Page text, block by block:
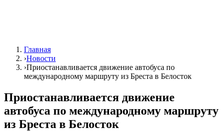
Главная
›Новости
›Приостанавливается движение автобуса по
международному маршруту из Бреста в Белосток
Приостанавливается движение
автобуса по международному маршруту
из Бреста в Белосток